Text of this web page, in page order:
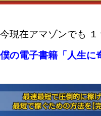
今現在アマゾンでも
僕の電子書籍「人生に